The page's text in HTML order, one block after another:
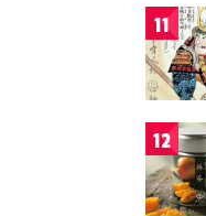
11
12